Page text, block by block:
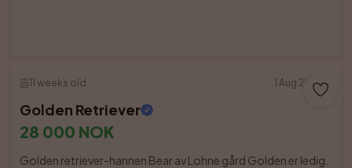
11 weeks old 1 Aug 2026
Golden Retriever
28 000 NOK
Golden retriever-hannen Bear av Lohne gård Golden er ledig.